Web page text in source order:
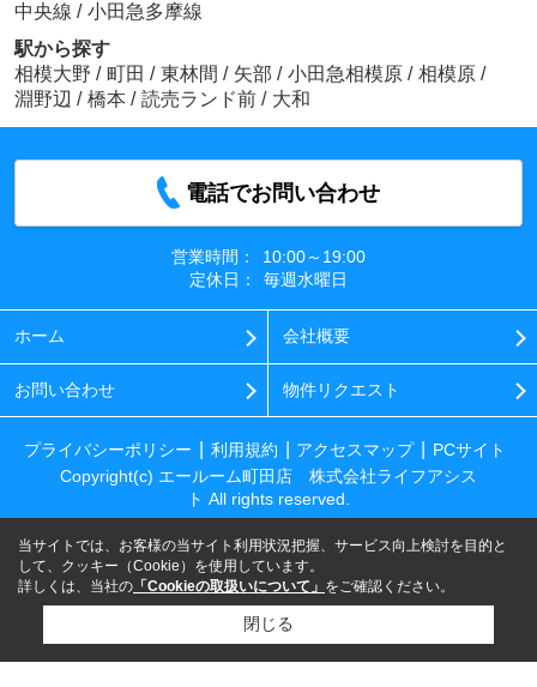
中央線 / 小田急多摩線
駅から探す
相模大野 / 町田 / 東林間 / 矢部 / 小田急相模原 / 相模原 /
淵野辺 / 橋本 / 読売ランド前 / 大和
電話でお問い合わせ
営業時間：
10:00～19:00
定休日：
毎週水曜日
ホーム 会社概要
お問い合わせ 物件リクエスト
プライバシーポリシー 利用規約 アクセスマップ
PCサイト
Copyright(c) エールーム町田店 株式会社ライフアシス
ト All rights reserved.
当サイトでは、お客様の当サイト利用状況把握、サービス向上検討を目的と
して、クッキー（Cookie）を使用しています。
詳しくは、当社の 「Cookieの取扱いについて」 をご確認ください。
閉じる